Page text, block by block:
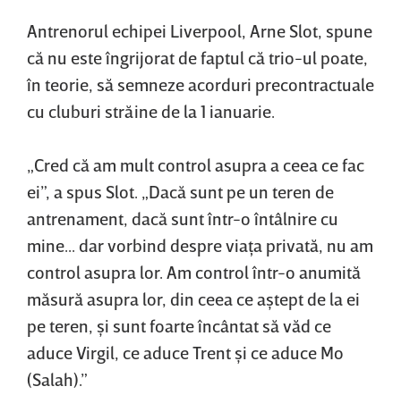
Antrenorul echipei Liverpool, Arne Slot, spune
că nu este îngrijorat de faptul că trio-ul poate,
în teorie, să semneze acorduri precontractuale
cu cluburi străine de la 1 ianuarie.
„Cred că am mult control asupra a ceea ce fac
ei”, a spus Slot. „Dacă sunt pe un teren de
antrenament, dacă sunt într-o întâlnire cu
mine... dar vorbind despre viaţa privată, nu am
control asupra lor. Am control într-o anumită
măsură asupra lor, din ceea ce aştept de la ei
pe teren, şi sunt foarte încântat să văd ce
aduce Virgil, ce aduce Trent şi ce aduce Mo
(Salah).”